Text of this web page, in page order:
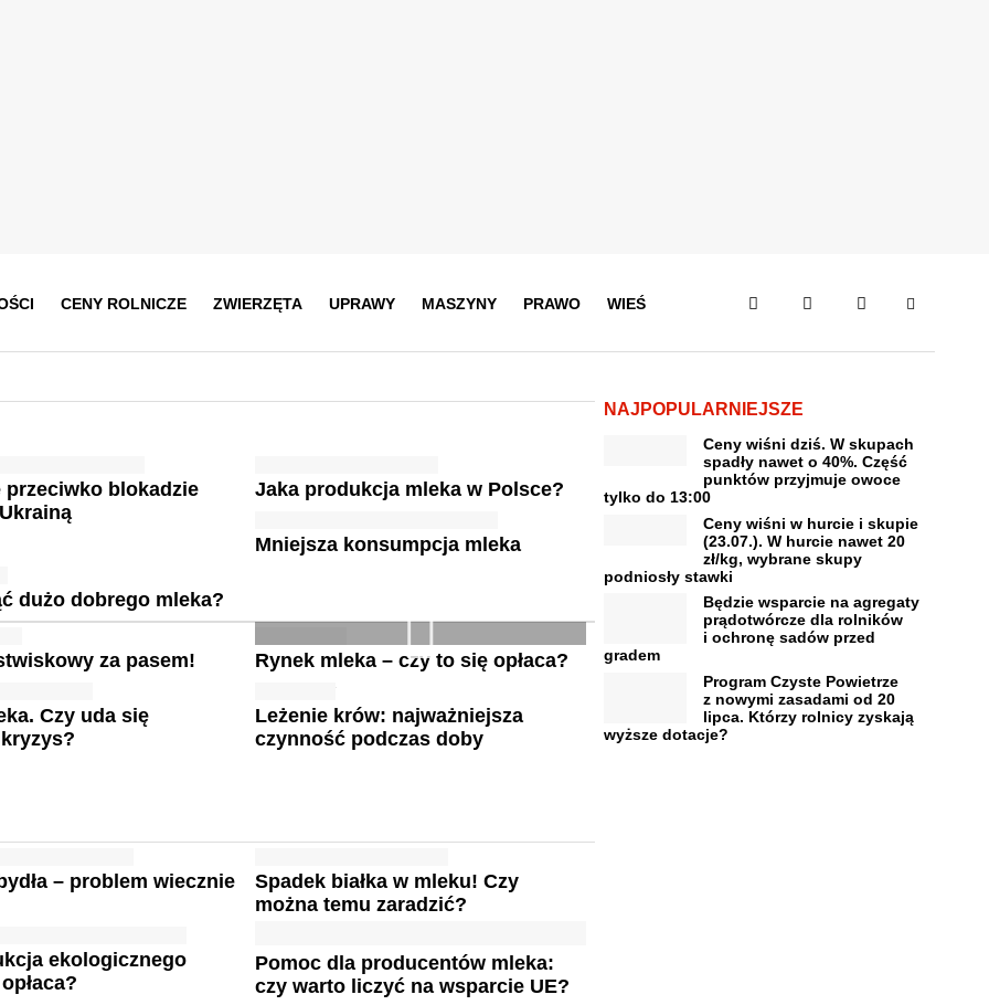
CENY ROLNICZE ZWIERZĘTA UPRAWY MASZYNY PRAWO WIEŚ
przeciwko blokadzie
Jaka produkcja mleka w Polsce?
Mniejsza konsumpcja mleka
dużo dobrego mleka?
za pasem! Rynek mleka – czy to się opłaca?
Czy uda się
Leżenie krów: najważniejsza
czynność podczas doby
– problem wiecznie
Spadek białka w mleku! Czy
można temu zaradzić?
ekologicznego
Pomoc dla producentów mleka:
czy warto liczyć na wsparcie UE?
NAJPOPULARNIEJSZE
Ceny wiśni dziś. W skupach
spadły nawet o 40%. Część
punktów przyjmuje owoce
tylko do 13:00
Ceny wiśni w hurcie i skupie
(23.07.). W hurcie nawet 20
zł/kg, wybrane skupy
podniosły stawki
Będzie wsparcie na agregaty
prądotwórcze dla rolników
i ochronę sadów przed
gradem
Program Czyste Powietrze
z nowymi zasadami od 20
lipca. Którzy rolnicy zyskają
wyższe dotacje?